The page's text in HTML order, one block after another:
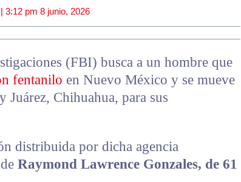
3:12 pm 8 junio, 2026
(FBI) busca a un hombre que
fentanilo en Nuevo México y se mueve
Juárez, Chihuahua, para sus
distribuida por dicha agencia
Raymond Lawrence Gonzales, de 61